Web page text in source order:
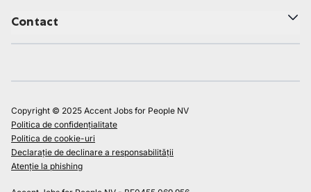
Contact
Copyright © 2025 Accent Jobs for People NV
Politica de confidențialitate
Politica de cookie-uri
Declarație de declinare a responsabilității
Atenție la phishing